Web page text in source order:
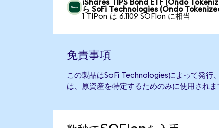
iShares TIPS Bond ETF (Ondo
ら SoFi Technologies (Ondo
1 TIPon は 6.1109 SOFIon に相当
免責事項
この製品はSoFi Technologiesによって発行
は、原資産を特定するためのみに使用されま